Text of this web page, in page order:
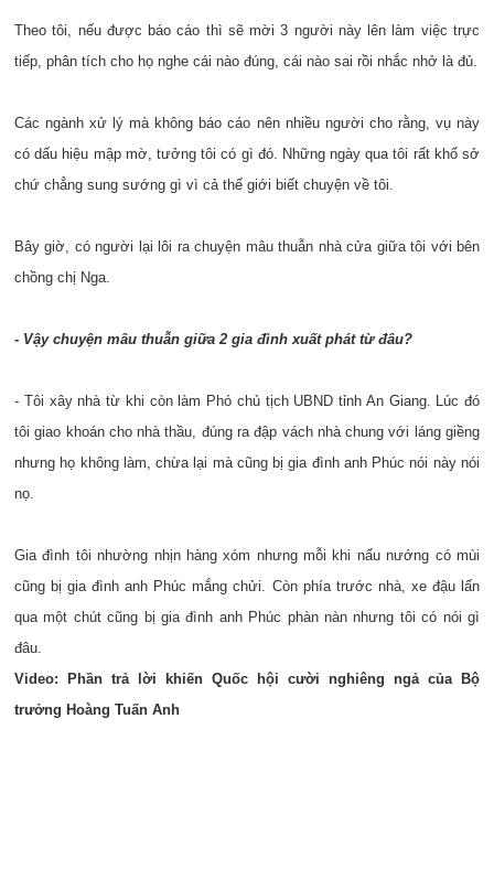
Theo tôi, nếu được báo cáo thì sẽ mời 3 người này lên làm việc trực
tiếp, phân tích cho họ nghe cái nào đúng, cái nào sai rồi nhắc nhở là đủ.
Các ngành xử lý mà không báo cáo nên nhiều người cho rằng, vụ này
có dấu hiệu mập mờ, tưởng tôi có gì đó. Những ngày qua tôi rất khổ sở
chứ chẳng sung sướng gì vì cả thế giới biết chuyện về tôi.
Bây giờ, có người lại lôi ra chuyện mâu thuẫn nhà cửa giữa tôi với bên
chồng chị Nga.
- Vậy chuyện mâu thuẫn giữa 2 gia đình xuất phát từ đâu?
- Tôi xây nhà từ khi còn làm Phó chủ tịch UBND tỉnh An Giang. Lúc đó
tôi giao khoán cho nhà thầu, đúng ra đập vách nhà chung với láng giềng
nhưng họ không làm, chừa lại mà cũng bị gia đình anh Phúc nói này nói
nọ.
Gia đình tôi nhường nhịn hàng xóm nhưng mỗi khi nấu nướng có mùi
cũng bị gia đình anh Phúc mắng chửi. Còn phía trước nhà, xe đậu lấn
qua một chút cũng bị gia đình anh Phúc phàn nàn nhưng tôi có nói gì
đâu.
Video: Phần trả lời khiến Quốc hội cười nghiêng ngả của Bộ
trưởng Hoàng Tuấn Anh